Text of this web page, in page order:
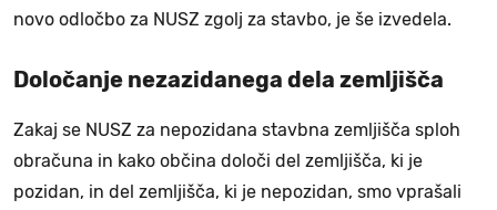
novo odločbo za NUSZ zgolj za stavbo, je še izvedela.
Določanje nezazidanega dela zemljišča
Zakaj se NUSZ za nepozidana stavbna zemljišča sploh
obračuna in kako občina določi del zemljišča, ki je
pozidan, in del zemljišča, ki je nepozidan, smo vprašali